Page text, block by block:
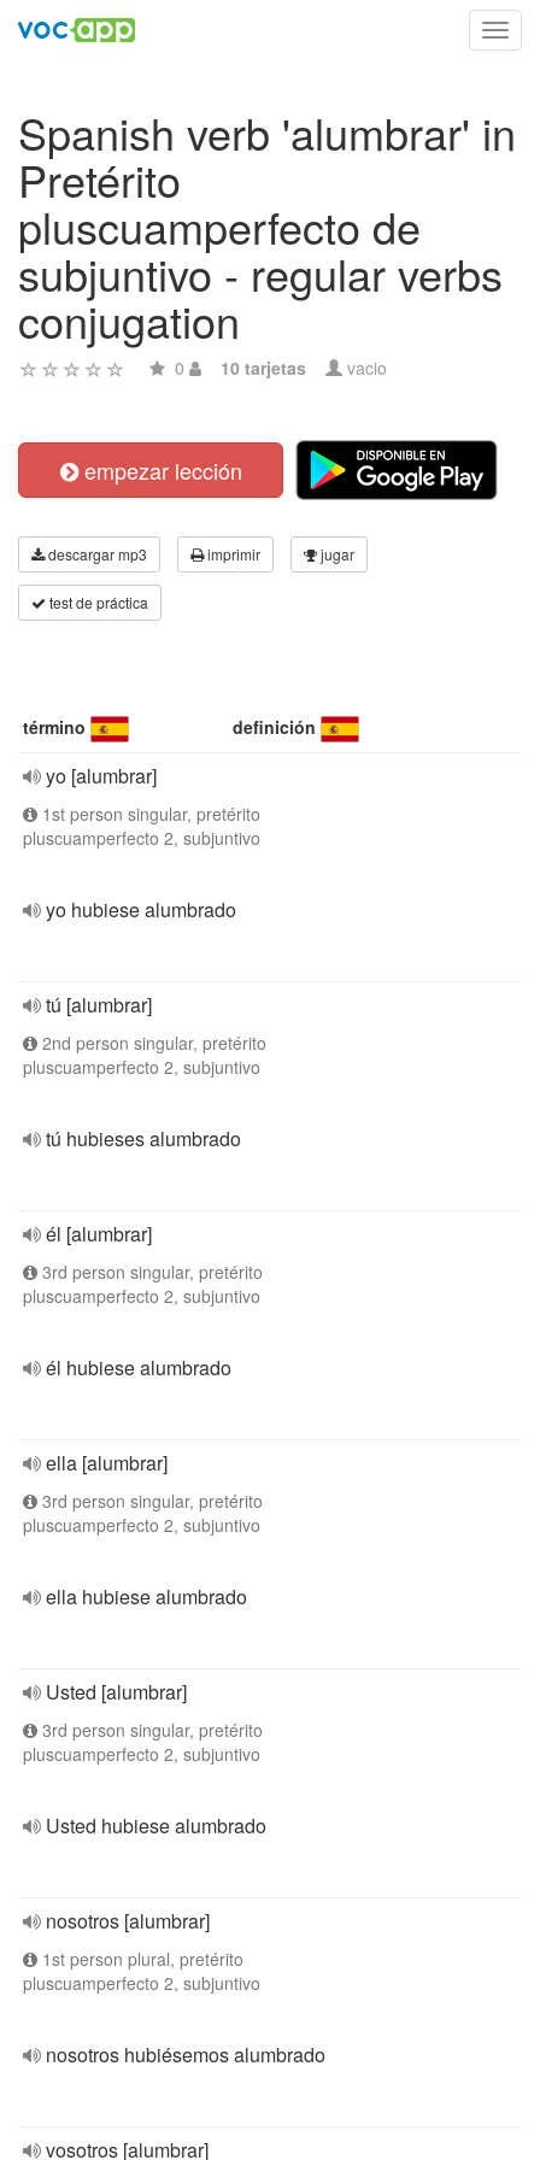
Spanish verb 'alumbrar' in
Pretérito
pluscuamperfecto de
subjuntivo - regular verbs
conjugation
0 10 tarjetas vacio
empezar lección
descargar mp3 imprimir jugar
test de práctica
término definición
yo [alumbrar]
1st person singular, pretérito
pluscuamperfecto 2, subjuntivo
yo hubiese alumbrado
tú [alumbrar]
2nd person singular, pretérito
pluscuamperfecto 2, subjuntivo
tú hubieses alumbrado
él [alumbrar]
3rd person singular, pretérito
pluscuamperfecto 2, subjuntivo
él hubiese alumbrado
ella [alumbrar]
3rd person singular, pretérito
pluscuamperfecto 2, subjuntivo
ella hubiese alumbrado
Usted [alumbrar]
3rd person singular, pretérito
pluscuamperfecto 2, subjuntivo
Usted hubiese alumbrado
nosotros [alumbrar]
1st person plural, pretérito
pluscuamperfecto 2, subjuntivo
nosotros hubiésemos alumbrado
vosotros [alumbrar]